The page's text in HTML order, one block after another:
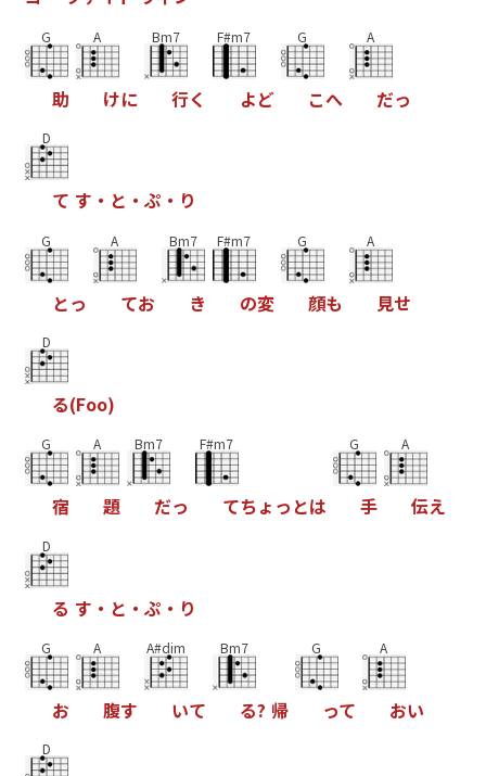
G
助
A
けに
Bm7
行く
F#m7
よど
G
こへ
A
だっ
D
て す ・ と ・ ぷ ・ り
G
とっ
A
てお
Bm7
き
F#m7
の変
G
顔も
A
見せ
D
る(Foo)
G
宿
A
題
Bm7
だっ
F#m7
てちょ っ とは
G
手
A
伝え
D
る す ・ と ・ ぷ ・ り
G
お
A
腹す
A#dim
いて
Bm7
る? 帰
G
って
A
おい
D